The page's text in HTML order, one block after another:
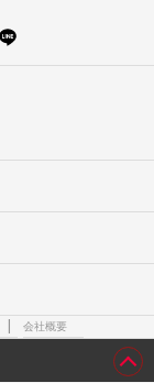
会社概要